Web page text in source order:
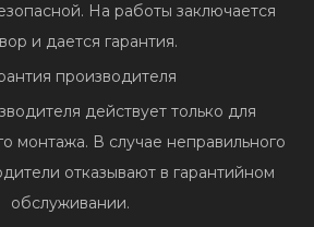
На работы заключается
и дается гарантия.
производителя
действует только для
монтажа. В случае неправильного
отказывают в гарантийном
обслуживании.